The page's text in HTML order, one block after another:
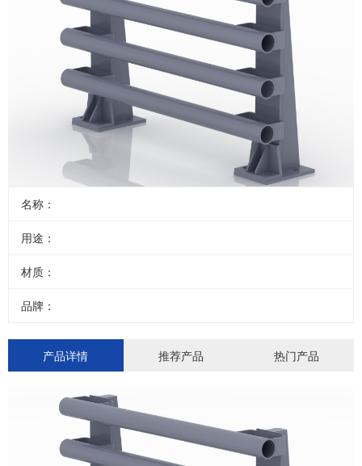
名称：
用途：
材质：
品牌：
产品详情 推荐产品 热门产品